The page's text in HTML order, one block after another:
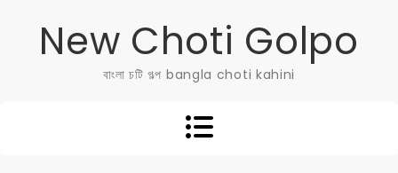
New Choti Golpo
বাংলা চটি গল্প bangla choti kahini